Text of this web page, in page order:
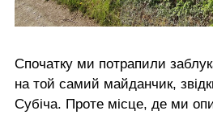
Спочатку ми потрапили
на той самий майданчик,
Субіча. Проте місце, де ми